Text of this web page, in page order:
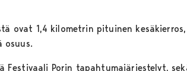
ovat 1,4 kilometrin pituinen
osuus.
Festivaali Porin tapahtumajärjestelyt,